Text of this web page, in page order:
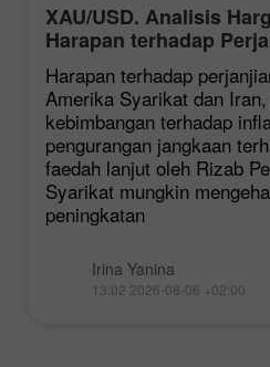
XAU/USD. Analisis
Harapan terhadap
Iran Memberi Tekanan
Menyokong Harga
Harapan terhadap
Amerika Syarikat dan
kebimbangan terhadap
pengurangan jangkaan
faedah lanjut oleh Rizab
Syarikat mungkin
peningkatan
Irina Yanina
13:02 2026-08-06 +02:00